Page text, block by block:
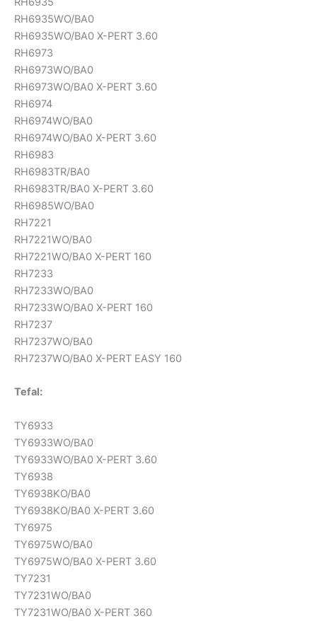
RH6935WO/BA0
RH6935WO/BA0 X-PERT 3.60
RH6973
RH6973WO/BA0
RH6973WO/BA0 X-PERT 3.60
RH6974
RH6974WO/BA0
RH6974WO/BA0 X-PERT 3.60
RH6983
RH6983TR/BA0
RH6983TR/BA0 X-PERT 3.60
RH6985WO/BA0
RH7221
RH7221WO/BA0
RH7221WO/BA0 X-PERT 160
RH7233
RH7233WO/BA0
RH7233WO/BA0 X-PERT 160
RH7237
RH7237WO/BA0
RH7237WO/BA0 X-PERT EASY 160
Tefal:
TY6933
TY6933WO/BA0
TY6933WO/BA0 X-PERT 3.60
TY6938
TY6938KO/BA0
TY6938KO/BA0 X-PERT 3.60
TY6975
TY6975WO/BA0
TY6975WO/BA0 X-PERT 3.60
TY7231
TY7231WO/BA0
TY7231WO/BA0 X-PERT 360